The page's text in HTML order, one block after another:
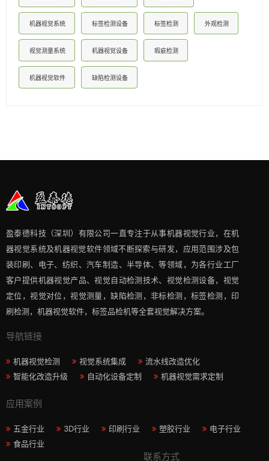
机器视觉系统 标签检测设备 标签检测 外观检测
视觉测量系统 机器视觉设备 瑕疵检测
机器视觉软件 缺陷检测设备
盈泰德科技（深圳）有限公司一直专注于从事机器视觉行业，在机
器视觉系统及机器视觉软件领域不断探索与研发​，应用范围涉及包
装印刷、电子、纺织、汽车制造、半导体、等领域，为各行业工厂
客户提供机器视觉产品、视觉自动检测技术、视觉检测设备，视觉
定位，视觉对位，视觉测量，缺陷检测，非标检测，标签检测，印
刷检测，机器视觉软件，标签品检机等​全套视觉解决方案​。
导航链接
机器视觉检测 视觉系统集成
流水线改造优化
智能化改造升级
自动化设备定制 机器视觉需求定制
应用案例
五金行业 3D行业 印刷行业 塑胶行业
电子行业
食品行业
联系方式